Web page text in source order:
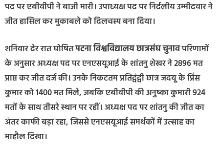
पद पर एबीवीपी ने बाजी मारी। उपाध्यक्ष पद पर निर्दलीय उम्मीदवार ने
जीत हासिल कर मुकाबले को दिलचस्प बना दिया।
शनिवार देर रात घोषितपटना विश्वविद्यालय छात्रसंघ चुनावपरिणामों
के अनुसार अध्यक्ष पद पर एनएसयूआई के शांतनु शेखर ने 2896 मत
प्राप्त कर जीत दर्ज की। उनके निकटतम प्रतिद्वंद्वी छात्र जदयू के प्रिंस
कुमार को 1400 मत मिले, जबकि एबीवीपी की अनुष्का कुमारी 924
मतों के साथ तीसरे स्थान पर रहीं। अध्यक्ष पद पर शांतनु की जीत का
अंतर काफी बड़ा रहा, जिससे एनएसयूआई समर्थकों में उत्साह का
माहौल दिखा।